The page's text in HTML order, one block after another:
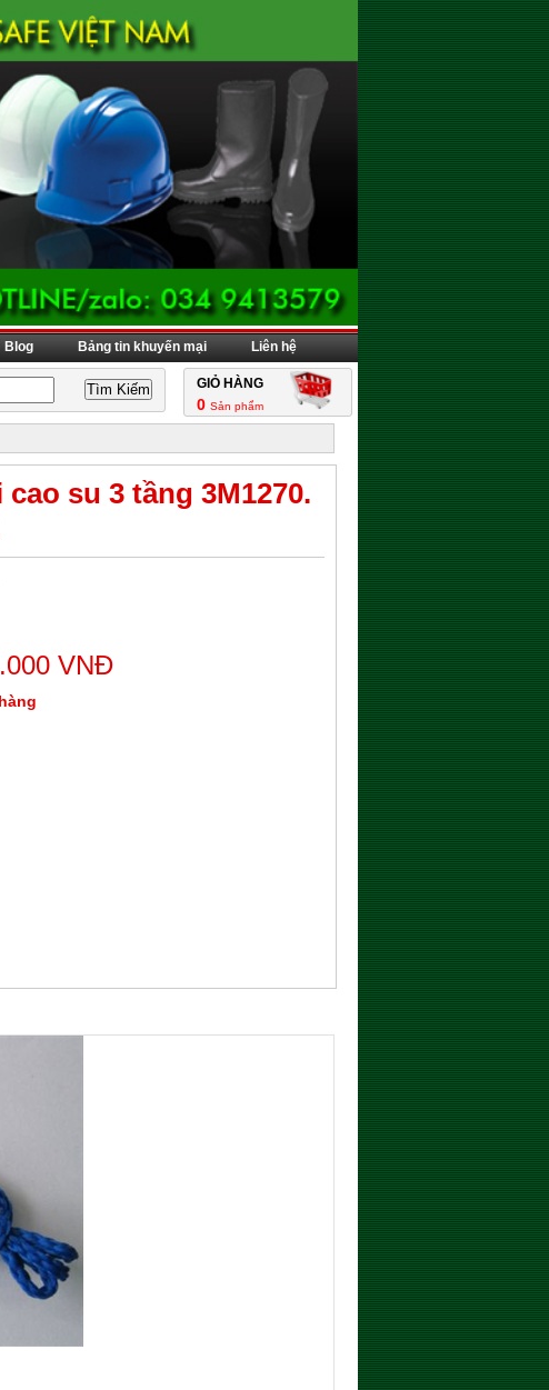
Blog Bảng tin khuyến mại Liên hệ
GIỎ HÀNG
0 Sản phẩm
cao su 3 tầng 3M1270.
VNĐ